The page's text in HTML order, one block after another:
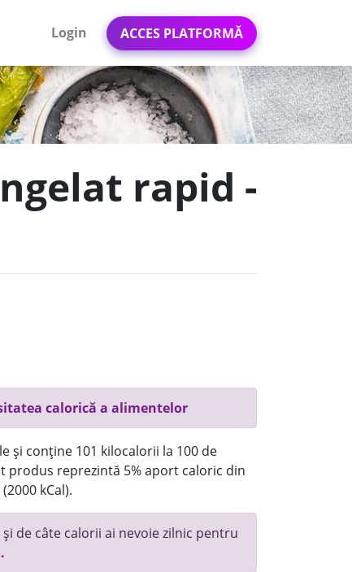
Login ACCES PLATFORMĂ
rapid -
calorică a alimentelor
și conține 101 kilocalorii la 100 de
produs reprezintă 5% aport caloric din
kCal).
de câte calorii ai nevoie zilnic pentru